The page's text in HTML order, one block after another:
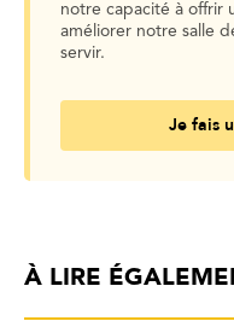
notre capacité à offrir
améliorer notre salle
servir.
Je fais
À LIRE